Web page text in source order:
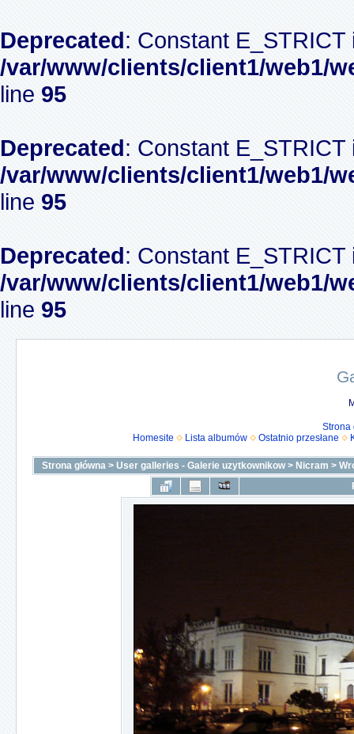
Deprecated: Constant
/var/www/clients/client1/web1/
line 95
Deprecated: Constant
/var/www/clients/client1/web1/
line 95
Deprecated: Constant
/var/www/clients/client1/web1/
line 95
Strona
Homesite
Lista albumów Ostatnio przesłane
Strona główna > User galleries - Galerie uzytkownikow> Nicram >